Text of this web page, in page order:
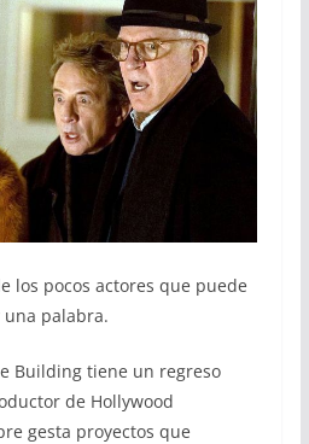
los pocos actores que puede
palabra.
Building tiene un regreso
de Hollywood
gesta proyectos que